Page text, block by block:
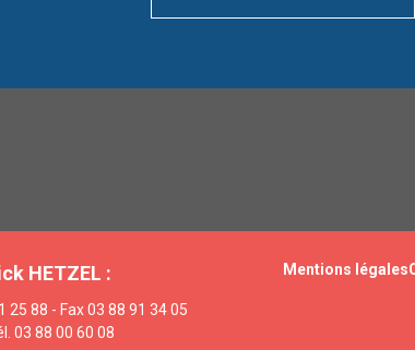
HETZEL :
25 88 - Fax 03 88 91 34 05
03 88 00 60 08
Mentions légales